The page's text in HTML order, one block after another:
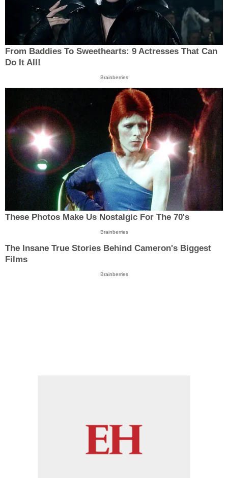
From Baddies To Sweethearts: 9 Actresses That Can
Do It All!
Brainberries
These Photos Make Us Nostalgic For The 70's
Brainberries
The Insane True Stories Behind Cameron's Biggest
Films
Brainberries